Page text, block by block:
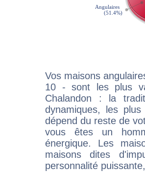
Vos maisons
10 - sont les plus
Chalandon : la
dynamiques, les
dépend du reste de
vous êtes un
énergique. Les
maisons dites
personnalité